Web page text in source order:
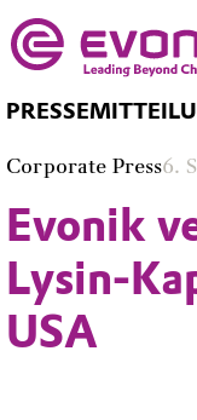
Corporate Press6.
Evonik
Lysin-
USA